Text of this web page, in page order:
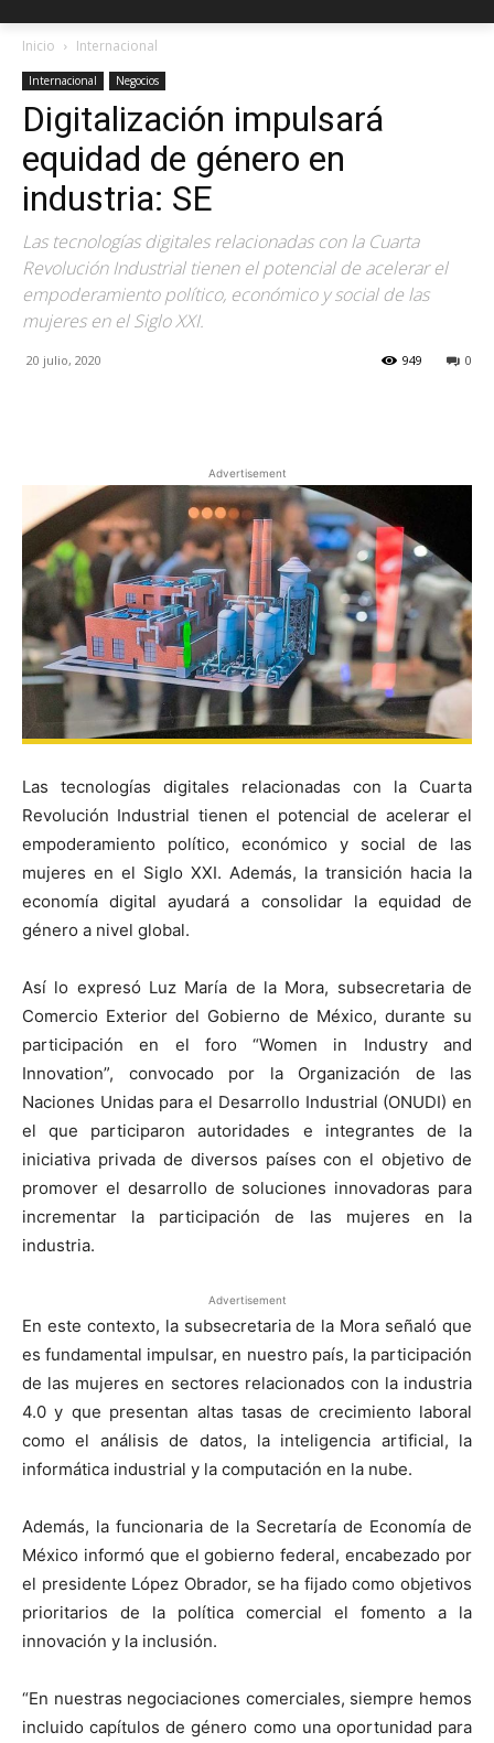
Inicio Internacional
Internacional Negocios
Digitalización impulsará
equidad de género en
industria: SE
Las tecnologías digitales relacionadas con la Cuarta
Revolución Industrial tienen el potencial de acelerar el
empoderamiento político, económico y social de las
mujeres en el Siglo XXI.
20 julio, 2020 0
949
Advertisement
Las tecnologías digitales relacionadas con la Cuarta
Revolución Industrial tienen el potencial de acelerar el
empoderamiento político, económico y social de las
mujeres en el Siglo XXI. Además, la transición hacia la
economía digital ayudará a consolidar la equidad de
género a nivel global.
Así lo expresó Luz María de la Mora, subsecretaria de
Comercio Exterior del Gobierno de México, durante su
participación en el foro “Women in Industry and
Innovation”, convocado por la Organización de las
Naciones Unidas para el Desarrollo Industrial (ONUDI) en
el que participaron autoridades e integrantes de la
iniciativa privada de diversos países con el objetivo de
promover el desarrollo de soluciones innovadoras para
incrementar la participación de las mujeres en la
industria.
Advertisement
En este contexto, la subsecretaria de la Mora señaló que
es fundamental impulsar, en nuestro país, la participación
de las mujeres en sectores relacionados con la industria
4.0 y que presentan altas tasas de crecimiento laboral
como el análisis de datos, la inteligencia artificial, la
informática industrial y la computación en la nube.
Además, la funcionaria de la Secretaría de Economía de
México informó que el gobierno federal, encabezado por
el presidente López Obrador, se ha fijado como objetivos
prioritarios de la política comercial el fomento a la
innovación y la inclusión.
“En nuestras negociaciones comerciales, siempre hemos
incluido capítulos de género como una oportunidad para